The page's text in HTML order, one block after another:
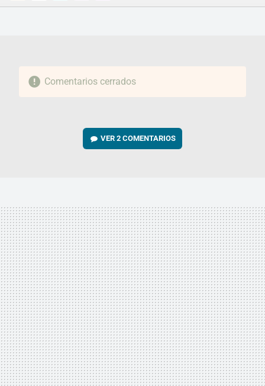
FACEBOOKTWITTERFLIPBOARD
E-
WHATSAPP
Comentarios cerrados
VER2 COMENTARIOS